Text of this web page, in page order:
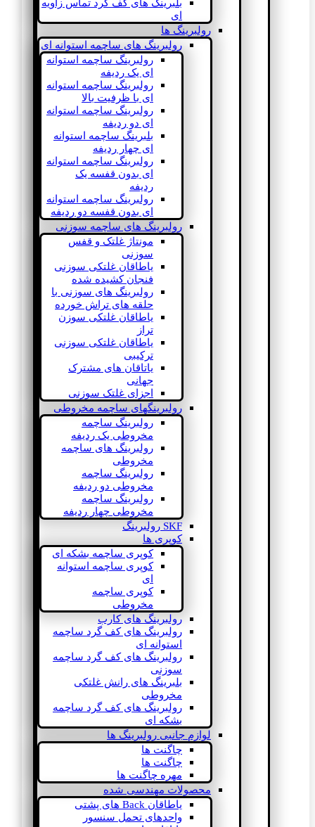
بلبرینگ های کف گرد تماس زاویه
ای
رولبرینگ ها
رولبرینگ های ساچمه استوانه ای
رولبرینگ ساچمه استوانه
ای یک ردیفه
رولبرینگ ساچمه استوانه
ای با ظرفیت بالا
رولبرینگ ساچمه استوانه
ای دو ردیفه
بلبرینگ ساچمه استوانه
ای چهار ردیفه
رولبرینگ ساچمه استوانه
ای بدون قفسه یک
ردیفه
رولبرینگ ساچمه استوانه
ای بدون قفسه دو ردیفه
رولبرینگ های ساچمه سوزنی
مونتاژ غلتک و قفس
سوزنی
یاطاقان غلتکی سوزنی
فنجان کشیده شده
رولبرینگ های سوزنی با
حلقه های تراش خورده
یاطاقان غلتکی سوزن
تراز
یاطاقان غلتکی سوزنی
ترکیبی
یاتاقان های مشترک
جهانی
اجزای غلتک سوزنی
رولبرینگهای ساچمه مخروطی
رولبرینگ ساچمه
مخروطی یک ردیفه
رولبرینگ های ساچمه
مخروطی
رولبرینگ ساچمه
مخروطی دو ردیفه
رولبرینگ ساچمه
مخروطی چهار ردیفه
SKF رولبرینگ
کوپری ها
کوپری ساچمه بشکه ای
کوپری ساچمه استوانه
ای
کوپری ساچمه
مخروطی
رولبرینگ های کارب
رولبرینگ های کف گرد ساچمه
استوانه ای
رولبرینگ های کف گرد ساچمه
سوزنی
بلبرینگ های رانش غلتکی
مخروطی
رولبرینگ های کف گرد ساچمه
بشکه ای
لوازم جانبی رولبرینگ ها
چاگنت ها
چاگنت ها
مهره چاگنت ها
محصولات مهندسی شده
یاطاقان Back های پشتی
واحدهای تحمل سنسور